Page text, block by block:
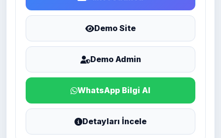
Demo Site
Demo Admin
WhatsApp Bilgi Al
Detayları İncele